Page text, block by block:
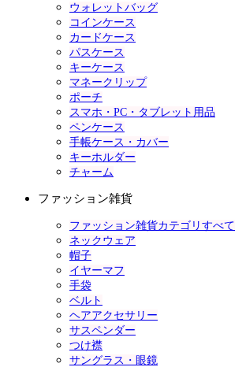
ウォレットバッグ
コインケース
カードケース
パスケース
キーケース
マネークリップ
ポーチ
スマホ・PC・タブレット用品
ペンケース
手帳ケース・カバー
キーホルダー
チャーム
ファッション雑貨
ファッション雑貨カテゴリすべて
ネックウェア
帽子
イヤーマフ
手袋
ベルト
ヘアアクセサリー
サスペンダー
つけ襟
サングラス・眼鏡